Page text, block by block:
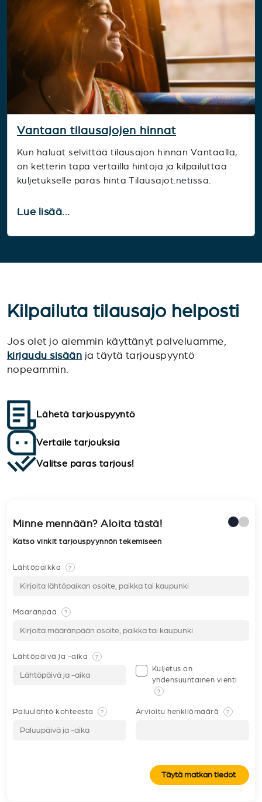
Vantaan tilausajojen hinnat
Kun haluat selvittää tilausajon hinnan Vantaalla,
on ketterin tapa vertailla hintoja ja kilpailuttaa
kuljetukselle paras hinta Tilausajot.netissä.
Lue lisää...
Kilpailuta tilausajo helposti
Jos olet jo aiemmin käyttänyt palveluamme,
kirjaudu sisään ja täytä tarjouspyyntö
nopeammin.
Lähetä tarjouspyyntö
Vertaile tarjouksia
Valitse paras tarjous!
Minne mennään? Aloita tästä!
Katso vinkit tarjouspyynnön tekemiseen
Lähtöpaikka ?
Määränpää ?
Lähtöpäivä ja -aika ?
Kuljetus on
yhdensuuntainen vienti
?
Paluulähtö kohteesta ? Arvioitu henkilömäärä ?
Täytä matkan tiedot